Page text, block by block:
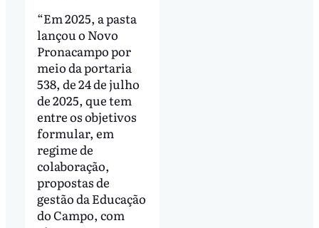
“Em 2025, a pasta
lançou o Novo
Pronacampo por
meio da portaria
538, de 24 de julho
de 2025, que tem
entre os objetivos
formular, em
regime de
colaboração,
propostas de
gestão da Educação
do Campo, com